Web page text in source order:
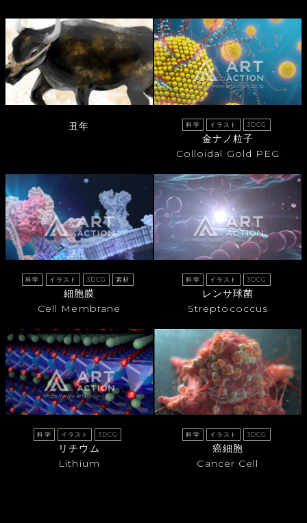
丑年 科学 イラスト 3DCG
金ナノ粒子
Colloidal Gold PEG
科学 イラスト 3DCG 素材
細胞膜
Cell Membrane
科学 イラスト 3DCG
レンサ球菌
Streptococcus
科学 イラスト 3DCG
リチウム
Lithium
科学 イラスト 3DCG
癌細胞
Cancer Cell